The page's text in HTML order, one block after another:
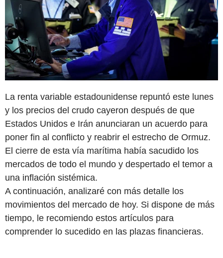
La renta variable estadounidense repuntó este lunes
y los precios del crudo cayeron después de que
Estados Unidos e Irán anunciaran un acuerdo para
poner fin al conflicto y reabrir el estrecho de Ormuz.
El cierre de esta vía marítima había sacudido los
mercados de todo el mundo y despertado el temor a
una inflación sistémica.
A continuación, analizaré con más detalle los
movimientos del mercado de hoy. Si dispone de más
tiempo, le recomiendo estos artículos para
comprender lo sucedido en las plazas financieras.